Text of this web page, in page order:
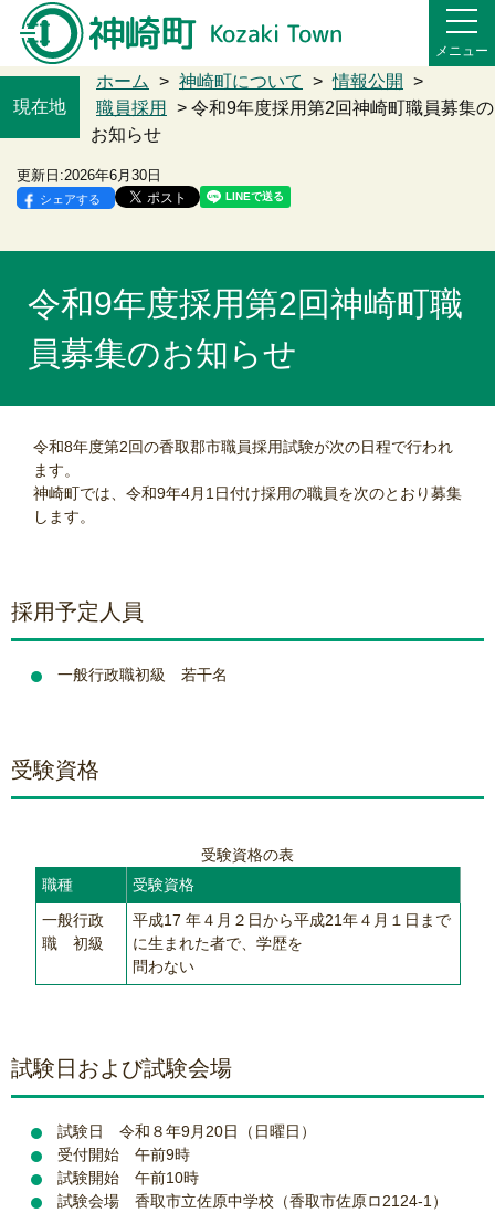
メニュー
現在地
ホーム > 神崎町について > 情報公開
>
職員採用
> 令和9年度採用第2回神崎町職員募集の
お知らせ
更新日:2026年6月30日
シェアする
令和9年度採用第2回神崎町職
員募集のお知らせ
令和8年度第2回の香取郡市職員採用試験が次の日程で行われ
ます。
神崎町では、令和9年4月1日付け採用の職員を次のとおり募集
します。
採用予定人員
一般行政職初級 若干名
受験資格
受験資格の表
職種
受験資格
一般行政
職 初級
平成17 年４月２日から平成21年４月１日まで
に生まれた者で、学歴を
問わない
試験日および試験会場
試験日 令和８年9月20日（日曜日）
受付開始 午前9時
試験開始 午前10時
試験会場 香取市立佐原中学校（香取市佐原ロ2124-1）